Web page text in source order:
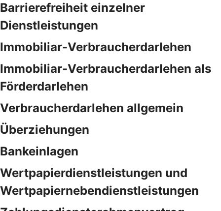
Barrierefreiheit einzelner
Dienstleistungen
Immobiliar-Verbraucherdarlehen
Immobiliar-Verbraucherdarlehen als
Förderdarlehen
Verbraucherdarlehen allgemein
Überziehungen
Bankeinlagen
Wertpapierdienstleistungen und
Wertpapiernebendienstleistungen